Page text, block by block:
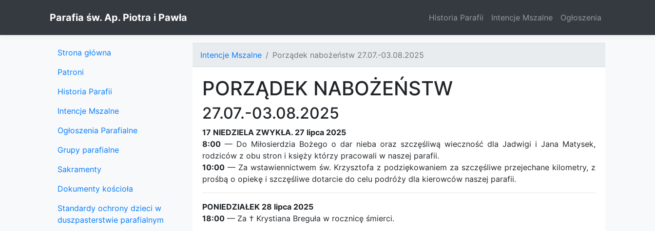
Parafia św. Ap. Piotra i Pawła Historia Parafii Intencje Mszalne Ogłoszenia
Intencje Mszalne Porządek nabożeństw 27.07.-03.08.2025
PORZĄDEK NABOŻEŃSTW
27.07.-03.08.2025
17 NIEDZIELA ZWYKŁA. 27 lipca 2025
8:00— Do Miłosierdzia Bożego o dar nieba oraz szczęśliwą wieczność dla Jadwigi i Jana Matysek,
rodziców z obu stron i księży którzy pracowali w naszej parafii.
10:00— Za wstawiennictwem św. Krzysztofa z podziękowaniem za szczęśliwe przejechane kilometry, z
prośbą o opiekę i szczęśliwe dotarcie do celu podróży dla kierowców naszej parafii.
PONIEDZIAŁEK 28 lipca 2025
18:00— Za † Krystiana Breguła w rocznicę śmierci.
Strona główna
Patroni
Historia Parafii
Intencje Mszalne
Ogłoszenia Parafialne
Grupy parafialne
Sakramenty
Dokumenty kościoła
Standardy ochrony dzieci w
duszpasterstwie parafialnym